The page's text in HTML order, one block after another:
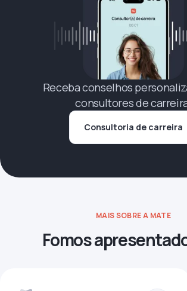
Receba conselhos
consultores de
Consultoria de carreira
MAIS SOBRE A MATE
Fomos